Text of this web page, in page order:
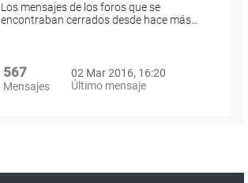
Los mensajes de los foros que se
encontraban cerrados desde hace más…
567
Mensajes
02 Mar 2016, 16:20
Último mensaje